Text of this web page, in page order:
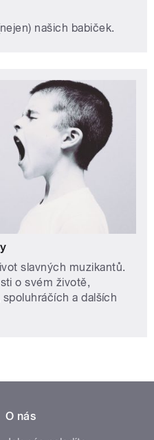
našich babiček.
slavných muzikantů.
o svém životě,
a dalších
O nás